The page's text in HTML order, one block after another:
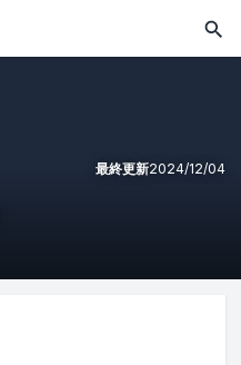
最終更新2024/12/04